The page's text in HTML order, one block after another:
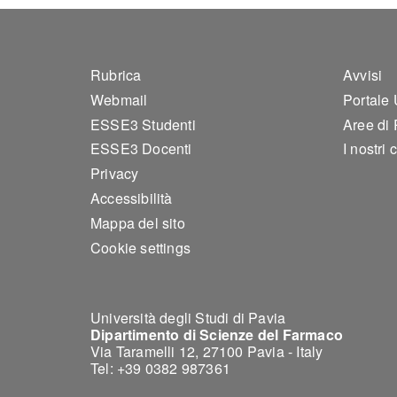
Footer 1
Rubrica
Webmail
ESSE3 Studenti
ESSE3 Docenti
Privacy
Accessibilità
Mappa del sito
Cookie settings
Avvisi
Portale
Aree di
I nostri
Università degli Studi di Pavia
Dipartimento di Scienze del Farmaco
Via Taramelli 12, 27100 Pavia - Italy
Tel: +39 0382 987361